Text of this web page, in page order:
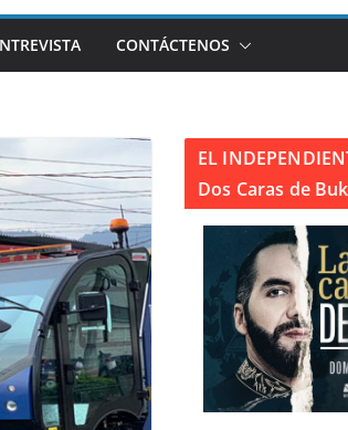
CONTÁCTENOS
EL
Dos Caras de